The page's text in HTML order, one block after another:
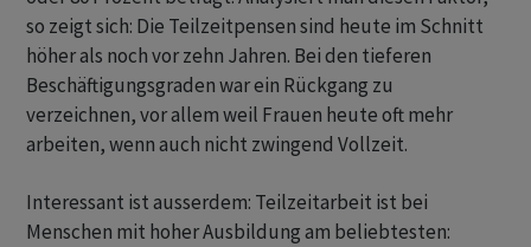
so zeigt sich: Die Teilzeitpensen sind heute im Schnitt
höher als noch vor zehn Jahren. Bei den tieferen
Beschäftigungsgraden war ein Rückgang zu
verzeichnen, vor allem weil Frauen heute oft mehr
arbeiten, wenn auch nicht zwingend Vollzeit.
Interessant ist ausserdem: Teilzeitarbeit ist bei
Menschen mit hoher Ausbildung am beliebtesten: